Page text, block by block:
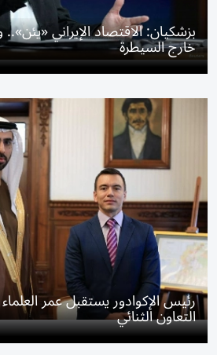
بزشكيان: الاقتصاد الإيراني
خارج السيطرة
رئيس الإكوادور يستقبل عمر
التعاون الثنائي